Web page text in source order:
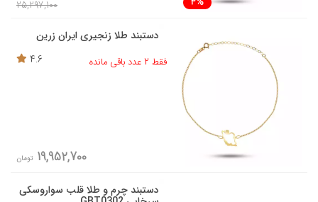
25,297,100
دستبند طلا زنجیری ایران زرین
فقط 2 عدد باقی مانده
4.6
19,952,700 تومان
دستبند چرم و طلا قلب سواروسکی